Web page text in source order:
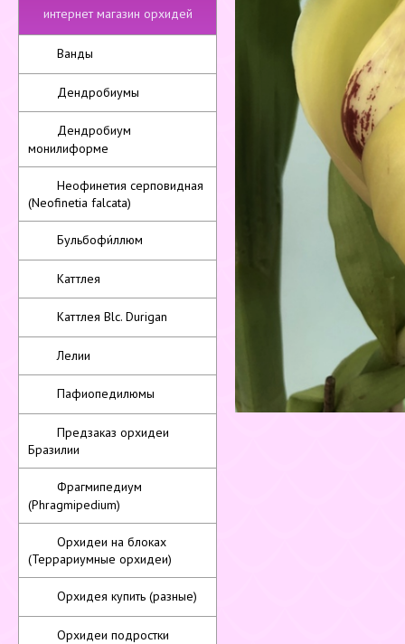
интернет магазин орхидей
Ванды
Дендробиумы
Дендробиум
монилиформе
Неофинетия серповидная
(Neofinetia falcata)
Бульбофи́ллюм
Каттлея
Каттлея Blc. Durigan
Лелии
Пафиопедилюмы
Предзаказ орхидеи
Бразилии
Фрагмипедиум
(Phragmipedium)
Орхидеи на блоках
(Террариумные орхидеи)
Орхидея купить (разные)
Орхидеи подростки